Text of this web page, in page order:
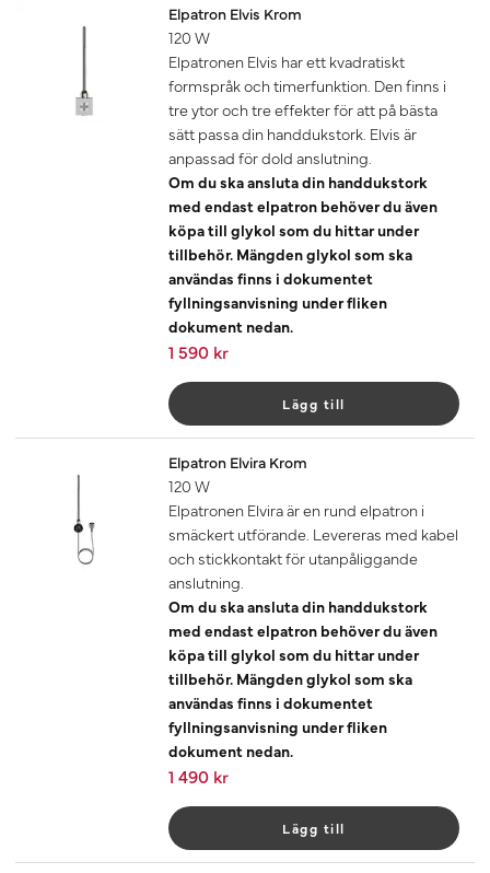
Elpatron Elvis Krom
120 W
Elpatronen Elvis har ett kvadratiskt
formspråk och timerfunktion. Den finns i
tre ytor och tre effekter för att på bästa
sätt passa din handdukstork. Elvis är
anpassad för dold anslutning.
Om du ska ansluta din handdukstork
med endast elpatron behöver du även
köpa till glykol som du hittar under
tillbehör. Mängden glykol som ska
användas finns i dokumentet
fyllningsanvisning under fliken
dokument nedan.
1 590 kr
Lägg till
Elpatron Elvira Krom
120 W
Elpatronen Elvira är en rund elpatron i
smäckert utförande. Levereras med kabel
och stickkontakt för utanpåliggande
anslutning.
Om du ska ansluta din handdukstork
med endast elpatron behöver du även
köpa till glykol som du hittar under
tillbehör. Mängden glykol som ska
användas finns i dokumentet
fyllningsanvisning under fliken
dokument nedan.
1 490 kr
Lägg till